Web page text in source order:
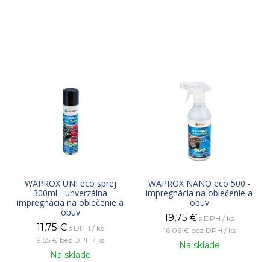
WAPROX UNI eco sprej
300ml - unverzálna
impregnácia na oblečenie a
obuv
11,75 € s DPH / ks
9,55 € bez DPH / ks
Na sklade
WAPROX NANO eco 500 -
impregnácia na oblečenie a
obuv
19,75 € s DPH / ks
16,06 € bez DPH / ks
Na sklade